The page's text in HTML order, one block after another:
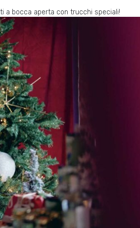
a bocca aperta con trucchi speciali!